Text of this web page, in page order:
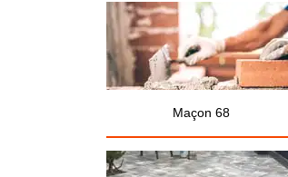
Maçon 68